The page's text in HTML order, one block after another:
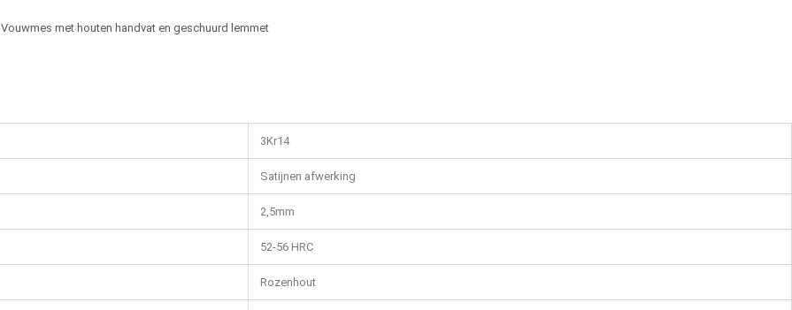
Vouwmes met houten handvat en geschuurd lemmet
3Kr14
Satijnen afwerking
2,5mm
52-56 HRC
Rozenhout